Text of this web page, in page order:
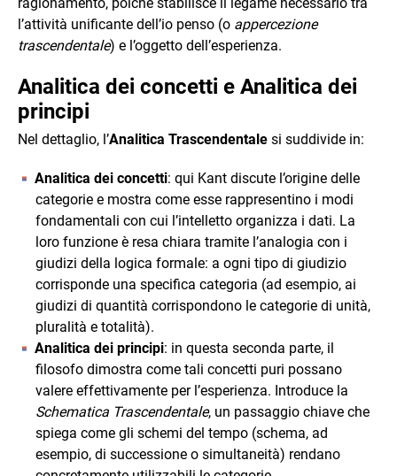
l’attività unificante dell’io penso (o appercezione
trascendentale) e l’oggetto dell’esperienza.
Analitica dei concetti e Analitica dei
principi
Nel dettaglio, l’Analitica Trascendentale si suddivide in:
Analitica dei concetti: qui Kant discute l’origine delle
categorie e mostra come esse rappresentino i modi
fondamentali con cui l’intelletto organizza i dati. La
loro funzione è resa chiara tramite l’analogia con i
giudizi della logica formale: a ogni tipo di giudizio
corrisponde una specifica categoria (ad esempio, ai
giudizi di quantità corrispondono le categorie di unità,
pluralità e totalità).
Analitica dei principi: in questa seconda parte, il
filosofo dimostra come tali concetti puri possano
valere effettivamente per l’esperienza. Introduce la
Schematica Trascendentale, un passaggio chiave che
spiega come gli schemi del tempo (schema, ad
esempio, di successione o simultaneità) rendano